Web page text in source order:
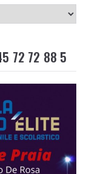
72 72 88 5